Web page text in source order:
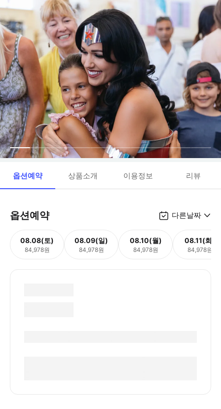
옵션예약 상품소개 이용정보 리뷰
옵션예약 다른날짜
08.08(토)
84,978원
08.09(일)
84,978원
08.10(월)
84,978원
08.11(화)
84,978원